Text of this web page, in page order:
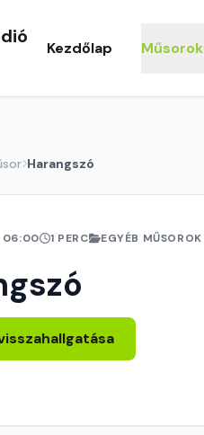
Kezdőlap Műsorok
Harangszó
06:00 1 PERC EGYÉB MŰSOROK